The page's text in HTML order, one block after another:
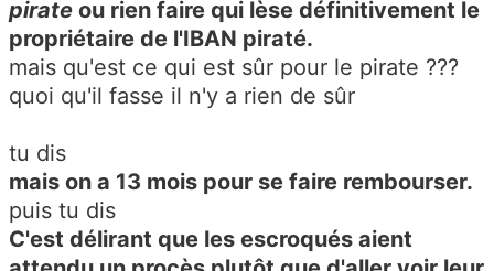
pirate ou rien faire qui lèse définitivement le
propriétaire de l'IBAN piraté.
mais qu'est ce qui est sûr pour le pirate ???
quoi qu'il fasse il n'y a rien de sûr
tu dis
mais on a 13 mois pour se faire rembourser.
puis tu dis
C'est délirant que les escroqués aient